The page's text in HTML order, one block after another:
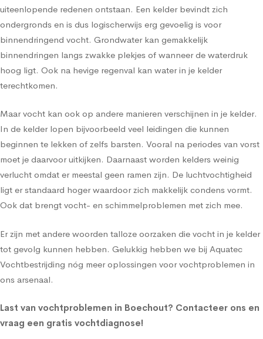
uiteenlopende redenen ontstaan. Een kelder bevindt zich
ondergronds en is dus logischerwijs erg gevoelig is voor
binnendringend vocht. Grondwater kan gemakkelijk
binnendringen langs zwakke plekjes of wanneer de waterdruk
hoog ligt. Ook na hevige regenval kan water in je kelder
terechtkomen.
Maar vocht kan ook op andere manieren verschijnen in je kelder.
In de kelder lopen bijvoorbeeld veel leidingen die kunnen
beginnen te lekken of zelfs barsten. Vooral na periodes van vorst
moet je daarvoor uitkijken. Daarnaast worden kelders weinig
verlucht omdat er meestal geen ramen zijn. De luchtvochtigheid
ligt er standaard hoger waardoor zich makkelijk condens vormt.
Ook dat brengt vocht- en schimmelproblemen met zich mee.
Er zijn met andere woorden talloze oorzaken die vocht in je kelder
tot gevolg kunnen hebben. Gelukkig hebben we bij Aquatec
Vochtbestrijding nóg meer oplossingen voor vochtproblemen in
ons arsenaal.
Last van vochtproblemen in Boechout? Contacteer ons en
vraag een gratis vochtdiagnose!